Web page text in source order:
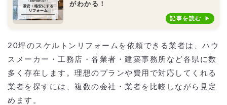
がわかる！
記事を読む
20坪のスケルトンリフォームを依頼できる業者は、ハウ
スメーカー・工務店・各業者・建築事務所など各県に数
多く存在します。理想のプランや費用で対応してくれる
業者を探すには、複数の会社・業者を比較しながら見定
めます。